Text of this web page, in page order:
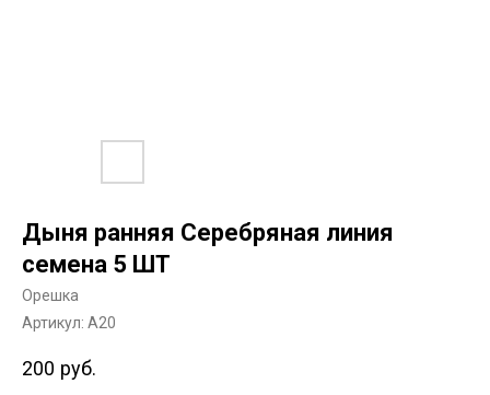
Дыня ранняя Серебряная линия
семена 5 ШТ
Орешка
Артикул: A20
200 руб.